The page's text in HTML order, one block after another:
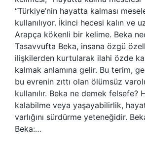
“Türkiye’nin hayatta kalması
kullanılıyor. İkinci hecesi kalın ve
Arapça kökenli bir kelime. Beka
Tasavvufta Beka, insana özgü
ilişkilerden kurtularak ilahi özde
kalmak anlamına gelir. Bu terim,
bu evrenin zıttı olan ölümsüz
kullanılır. Beka ne demek felsefe?
kalabilme veya yaşayabilirlik,
varlığını sürdürme yeteneğidir.
Beka:…